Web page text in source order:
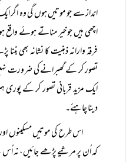
انداز سے جو موتیں ہوں گی وہ اگر
اچھی ہیں جو خیر مناتے ہوئے واقع
فرقہ وارانہ ذہنیت کا نشانہ بھی
تصور کر کے گھبرانے کی ضرورت
ایک مزید قربانی تصور کر کے پوری
دینا چاہئے۔
اس طرح کی موتیں مسکینوں
کہ اُن پر مرثیے پڑھے جائیں، نہ اُس